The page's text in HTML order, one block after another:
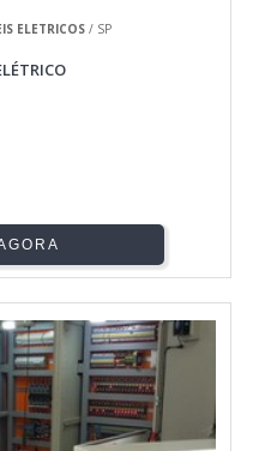
ELETRICOS / SP